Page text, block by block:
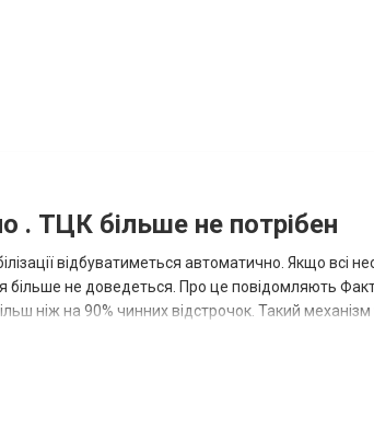
. ТЦК більше не потрібен
відбуватиметься автоматично. Якщо всі
більше не доведеться. Про це повідомляють
ніж на 90% чинних відстрочок. Такий